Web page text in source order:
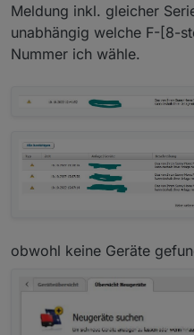
Meldung inkl. gleicher
unabhängig welche F-[8-
Nummer ich wähle.
obwohl keine Geräte